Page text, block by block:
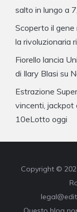
salto in lungo a
Scoperto il gene
la rivoluzionaria
Fiorello lancia
di Ilary Blasi su
Estrazione
vincenti, jackpot
10eLotto oggi
Copyright ©